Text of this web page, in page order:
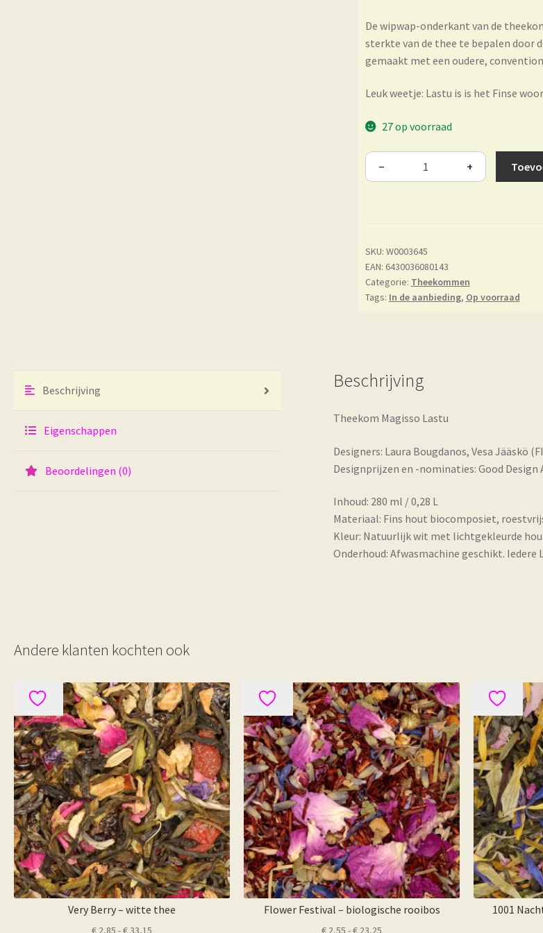
De wipwap-onderkant van de
sterkte van de thee te bepalen door
gemaakt met een oudere,
Leuk weetje: Lastu is is het Finse
27 op voorraad
− +
SKU: W0003645
EAN: 6430036080143
Categorie: Theekommen
Tags: In de aanbieding, Op voorraad
Beschrijving
Eigenschappen
Beoordelingen (0)
Beschrijving
Theekom Magisso Lastu
Designers: Laura Bougdanos, Vesa Jääskö
Designprijzen en -nominaties: Good Design
Inhoud: 280 ml / 0,28 L
Materiaal: Fins hout biocomposiet,
Kleur: Natuurlijk wit met lichtgekleurde
Onderhoud: Afwasmachine geschikt.
Andere klanten kochten ook
Very Berry – witte thee
€ 2,85 -€33,15
Flower Festival – biologische rooibos
€ 2,55 -€ 23,25
1001